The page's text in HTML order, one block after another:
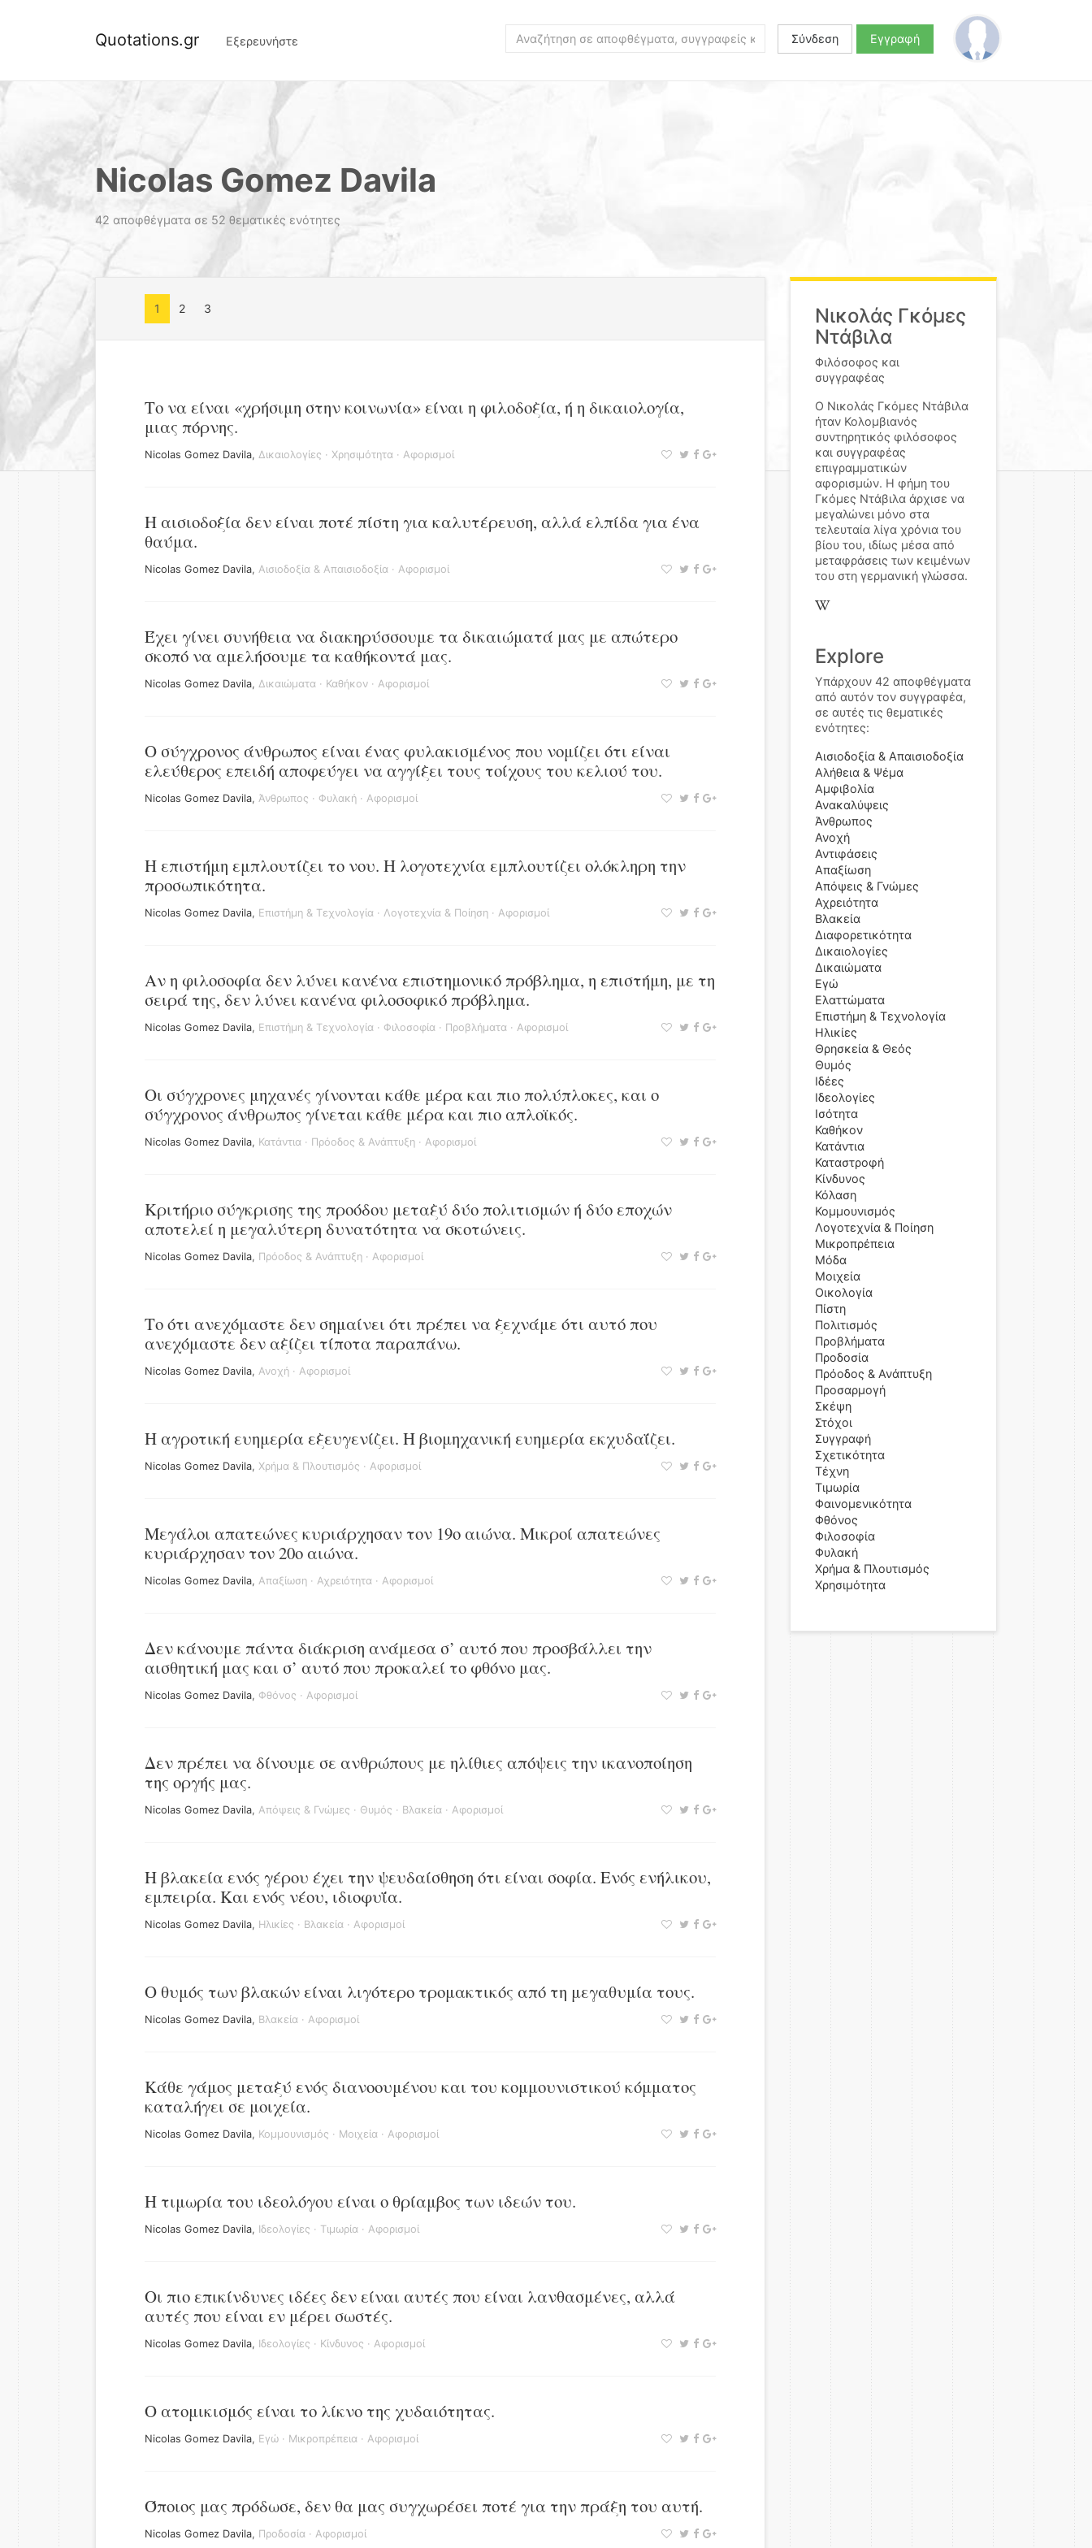
Quotations.gr Εξερευνήστε Σύνδεση Εγγραφή
Nicolas Gomez Davila
42 αποφθέγματα σε 52 θεματικές ενότητες
1 2 3
Το να είναι «χρήσιμη στην κοινωνία» είναι η φιλοδοξία, ή η δικαιολογία,
μιας πόρνης.
Nicolas Gomez Davila, Δικαιολογίες · Χρησιμότητα · Αφορισμοί
Η αισιοδοξία δεν είναι ποτέ πίστη για καλυτέρευση, αλλά ελπίδα για ένα
θαύμα.
Nicolas Gomez Davila, Αισιοδοξία & Απαισιοδοξία · Αφορισμοί
Έχει γίνει συνήθεια να διακηρύσσουμε τα δικαιώματά μας με απώτερο
σκοπό να αμελήσουμε τα καθήκοντά μας.
Nicolas Gomez Davila, Δικαιώματα · Καθήκον · Αφορισμοί
Ο σύγχρονος άνθρωπος είναι ένας φυλακισμένος που νομίζει ότι είναι
ελεύθερος επειδή αποφεύγει να αγγίξει τους τοίχους του κελιού του.
Nicolas Gomez Davila, Άνθρωπος · Φυλακή · Αφορισμοί
Η επιστήμη εμπλουτίζει το νου. Η λογοτεχνία εμπλουτίζει ολόκληρη την
προσωπικότητα.
Nicolas Gomez Davila, Επιστήμη & Τεχνολογία · Λογοτεχνία & Ποίηση · Αφορισμοί
Αν η φιλοσοφία δεν λύνει κανένα επιστημονικό πρόβλημα, η επιστήμη, με τη
σειρά της, δεν λύνει κανένα φιλοσοφικό πρόβλημα.
Nicolas Gomez Davila, Επιστήμη & Τεχνολογία · Φιλοσοφία · Προβλήματα · Αφορισμοί
Οι σύγχρονες μηχανές γίνονται κάθε μέρα και πιο πολύπλοκες, και ο
σύγχρονος άνθρωπος γίνεται κάθε μέρα και πιο απλοϊκός.
Nicolas Gomez Davila, Κατάντια · Πρόοδος & Ανάπτυξη · Αφορισμοί
Κριτήριο σύγκρισης της προόδου μεταξύ δύο πολιτισμών ή δύο εποχών
αποτελεί η μεγαλύτερη δυνατότητα να σκοτώνεις.
Nicolas Gomez Davila, Πρόοδος & Ανάπτυξη · Αφορισμοί
Το ότι ανεχόμαστε δεν σημαίνει ότι πρέπει να ξεχνάμε ότι αυτό που
ανεχόμαστε δεν αξίζει τίποτα παραπάνω.
Nicolas Gomez Davila, Ανοχή · Αφορισμοί
Η αγροτική ευημερία εξευγενίζει. Η βιομηχανική ευημερία εκχυδαΐζει.
Nicolas Gomez Davila, Χρήμα & Πλουτισμός · Αφορισμοί
Μεγάλοι απατεώνες κυριάρχησαν τον 19ο αιώνα. Μικροί απατεώνες
κυριάρχησαν τον 20ο αιώνα.
Nicolas Gomez Davila, Απαξίωση · Αχρειότητα · Αφορισμοί
Δεν κάνουμε πάντα διάκριση ανάμεσα σ’ αυτό που προσβάλλει την
αισθητική μας και σ’ αυτό που προκαλεί το φθόνο μας.
Nicolas Gomez Davila, Φθόνος · Αφορισμοί
Δεν πρέπει να δίνουμε σε ανθρώπους με ηλίθιες απόψεις την ικανοποίηση
της οργής μας.
Nicolas Gomez Davila, Απόψεις & Γνώμες · Θυμός · Βλακεία · Αφορισμοί
Η βλακεία ενός γέρου έχει την ψευδαίσθηση ότι είναι σοφία. Ενός ενήλικου,
εμπειρία. Και ενός νέου, ιδιοφυΐα.
Nicolas Gomez Davila, Ηλικίες · Βλακεία · Αφορισμοί
Ο θυμός των βλακών είναι λιγότερο τρομακτικός από τη μεγαθυμία τους.
Nicolas Gomez Davila, Βλακεία · Αφορισμοί
Κάθε γάμος μεταξύ ενός διανοουμένου και του κομμουνιστικού κόμματος
καταλήγει σε μοιχεία.
Nicolas Gomez Davila, Κομμουνισμός · Μοιχεία · Αφορισμοί
Η τιμωρία του ιδεολόγου είναι ο θρίαμβος των ιδεών του.
Nicolas Gomez Davila, Ιδεολογίες · Τιμωρία · Αφορισμοί
Οι πιο επικίνδυνες ιδέες δεν είναι αυτές που είναι λανθασμένες, αλλά
αυτές που είναι εν μέρει σωστές.
Nicolas Gomez Davila, Ιδεολογίες · Κίνδυνος · Αφορισμοί
Ο ατομικισμός είναι το λίκνο της χυδαιότητας.
Nicolas Gomez Davila, Εγώ · Μικροπρέπεια · Αφορισμοί
Όποιος μας πρόδωσε, δεν θα μας συγχωρέσει ποτέ για την πράξη του αυτή.
Nicolas Gomez Davila, Προδοσία · Αφορισμοί
Νικολάς Γκόμες
Ντάβιλα
Φιλόσοφος και
συγγραφέας
Ο Νικολάς Γκόμες Ντάβιλα
ήταν Κολομβιανός
συντηρητικός φιλόσοφος
και συγγραφέας
επιγραμματικών
αφορισμών. Η φήμη του
Γκόμες Ντάβιλα άρχισε να
μεγαλώνει μόνο στα
τελευταία λίγα χρόνια του
βίου του, ιδίως μέσα από
μεταφράσεις των κειμένων
του στη γερμανική γλώσσα.
Explore
Υπάρχουν 42 αποφθέγματα
από αυτόν τον συγγραφέα,
σε αυτές τις θεματικές
ενότητες:
Αισιοδοξία & Απαισιοδοξία
Αλήθεια & Ψέμα
Αμφιβολία
Ανακαλύψεις
Άνθρωπος
Ανοχή
Αντιφάσεις
Απαξίωση
Απόψεις & Γνώμες
Αχρειότητα
Βλακεία
Διαφορετικότητα
Δικαιολογίες
Δικαιώματα
Εγώ
Ελαττώματα
Επιστήμη & Τεχνολογία
Ηλικίες
Θρησκεία & Θεός
Θυμός
Ιδέες
Ιδεολογίες
Ισότητα
Καθήκον
Κατάντια
Καταστροφή
Κίνδυνος
Κόλαση
Κομμουνισμός
Λογοτεχνία & Ποίηση
Μικροπρέπεια
Μόδα
Μοιχεία
Οικολογία
Πίστη
Πολιτισμός
Προβλήματα
Προδοσία
Πρόοδος & Ανάπτυξη
Προσαρμογή
Σκέψη
Στόχοι
Συγγραφή
Σχετικότητα
Τέχνη
Τιμωρία
Φαινομενικότητα
Φθόνος
Φιλοσοφία
Φυλακή
Χρήμα & Πλουτισμός
Χρησιμότητα